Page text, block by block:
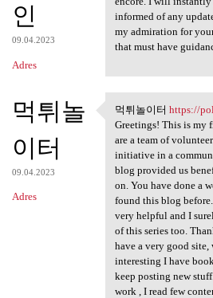
인
09.04.2023
Adres
informed of any
my admiration for
that must have
먹튀놀
이터
09.04.2023
Adres
먹튀놀이터
먹튀놀이터 https://
Greetings! This is my
are a team of
initiative in a
blog provided us
on. You have done a
found this blog
very helpful and I
of this series too.
have a very good
interesting I have
keep posting new
work , I read few